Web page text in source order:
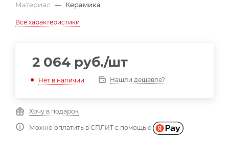
Материал — Керамика
Все характеристики
2 064 руб./шт
Нет в наличии Нашли дешевле?
Хочу в подарок
Можно оплатить в СПЛИТ с помощью